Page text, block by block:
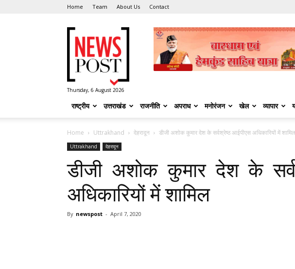
Home Team About Us Contact
Post
Thursday, 6 August 2026
राष्ट्रीय उत्तराखंड राजनीति अपराध मनोरंजन खेल व्यापार
Home Uttrakhand देहरादून डीजी अशोक कुमार देश के सर्वश्रेष्ठ आईपीएस अधिकारियों में शामिल
Uttrakhand देहरादून
डीजी अशोक कुमार देश के
अधिकारियों में शामिल
By newspost - April 7, 2020